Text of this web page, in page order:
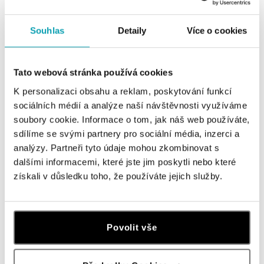
Souhlas Detaily Více o cookies
Tato webová stránka používá cookies
K personalizaci obsahu a reklam, poskytování funkcí
sociálních médií a analýze naší návštěvnosti využíváme
soubory cookie. Informace o tom, jak náš web používáte,
sdílíme se svými partnery pro sociální média, inzerci a
analýzy. Partneři tyto údaje mohou zkombinovat s
dalšími informacemi, které jste jim poskytli nebo které
získali v důsledku toho, že používáte jejich služby.
Povolit vše
tel.: +420736509250
dnes otevřeno do 21:00
ALOve OC Olympia, Brno
U Dálnice 777, 664 42 Brno
tel.: +420604389337
dnes otevřeno do 21:00
ALOve Westfield Černý most, Praha 9
Chlumecká 765/6, 198 19 Praha 9
tel.: +420735703904
dnes otevřeno do 21:00